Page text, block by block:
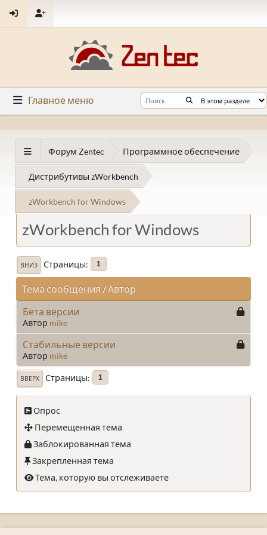
Главное меню
Форум Zentec Программное обеспечение
Дистрибутивы zWorkbench
zWorkbench for Windows
zWorkbench for Windows
ВНИЗ Страницы 1
Тема сообщения / Автор
Бета версии
Автор mike
Стабильные версии
Автор mike
ВВЕРХ Страницы 1
Опрос
Перемещенная тема
Заблокированная тема
Закрепленная тема
Тема, которую вы отслеживаете